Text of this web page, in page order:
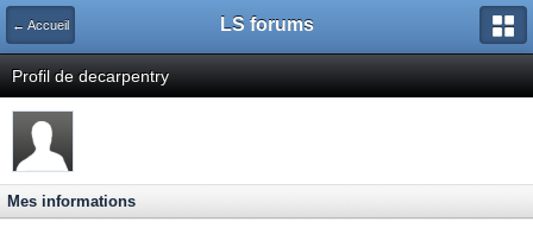
← Accueil LS forums
Profil de decarpentry
Mes informations